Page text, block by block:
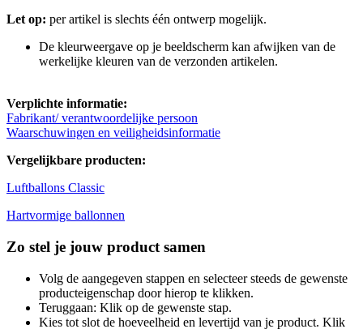
Let op: per artikel is slechts één ontwerp mogelijk.
De kleurweergave op je beeldscherm kan afwijken van de
werkelijke kleuren van de verzonden artikelen.
Verplichte informatie:
Fabrikant/ verantwoordelijke persoon
Waarschuwingen en veiligheidsinformatie
Vergelijkbare producten:
Luftballons Classic
Hartvormige ballonnen
Zo stel je jouw product samen
Volg de aangegeven stappen en selecteer steeds de gewenste
producteigenschap door hierop te klikken.
Teruggaan: Klik op de gewenste stap.
Kies tot slot de hoeveelheid en levertijd van je product. Klik